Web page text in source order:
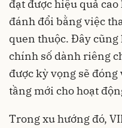
đạt được hiệu quả
đánh đổi bằng việc
quen thuộc. Đây cũng
chính số dành riêng
được kỳ vọng sẽ
tầng mới cho hoạt
Trong xu hướng đó,